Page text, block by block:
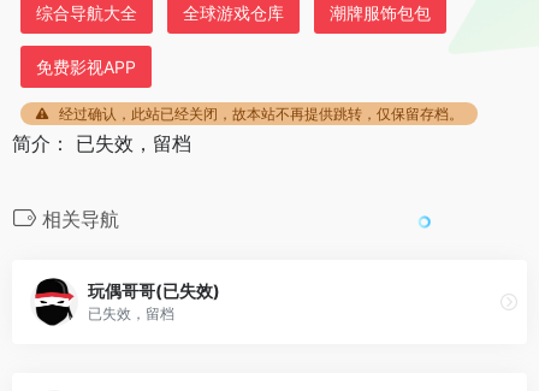
综合导航大全 全球游戏仓库 潮牌服饰包包
免费影视APP
经过确认，此站已经关闭，故本站不再提供跳转，仅保留存档。
简介： 已失效，留档
相关导航
玩偶哥哥(已失效)
已失效，留档